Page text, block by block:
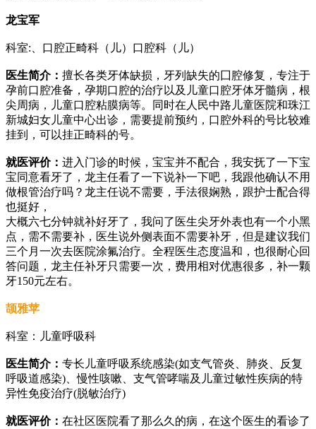
龙宝军
科室:、口腔正畸科（儿）口腔科（儿）
医生简介： 擅长各类牙体缺损，牙列缺失的囗腔修复，专注于
孕前口腔准备，孕期口腔的治疗以及儿童口腔牙体牙髓病，根
尖周病，儿童口腔粘膜病等。同时在人民中路儿童医院和珠江
新城妇女儿童中心出诊，需要提前预约，口腔外科的号比较难
挂到，可以挂正畸科的号。
就医评价： 进入门诊的时候，宝宝并不配合，我安抚了一下宝
宝同意看牙了，龙主任看了一下说补一下吧，我跟他确认不用
做根管治疗吗？龙主任说不需要，手法很娴熟，跟护士配合得
也挺好，
大概六七分钟就补好牙了，我问了医生尖牙外表也有一个小黑
点，需不需要补，医生说外侧表面不需要补牙，但是建议我们
三个月一次去医院涂氟治疗。全程医生态度温和，也很耐心回
答问题，龙主任补牙只需要一次，费用相对优惠很多，补一颗
牙150元左右。
颉雅苹
科室：儿童呼吸科
医生简介： 专长儿童呼吸系统感染(如支气管炎、肺炎、反复
呼吸道感染)、慢性咳嗽、支气管哮喘及儿童过敏性疾病的特
异性免疫治疗(脱敏治疗)
就医评价： 在社区医院看了那么久的病，在这个医生的看诊了